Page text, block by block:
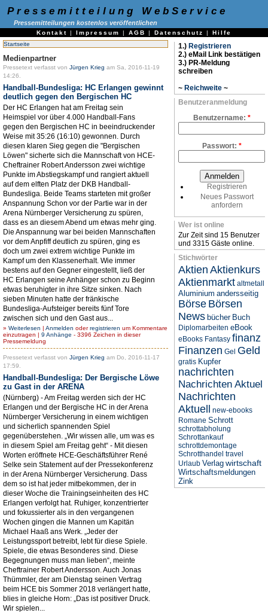
Pressemitteilung WebService
Pressemitteilungen kostenlos veröffentlichen
Kontakt | Impressum | AGB | Datenschutz | Hilfe
Startseite
Medienpartner
Pressetext verfasst von Jürgen Krieg am Sa, 2016-11-19
14:26.
Handball-Bundesliga: HC Erlangen gewinnt
deutlich gegen den Bergischen HC
Der HC Erlangen hat am Freitag sein
Heimspiel vor über 4.000 Handball-Fans
gegen den Bergischen HC in beeindruckender
Weise mit 35:26 (16:10) gewonnen. Durch
diesen klaren Sieg gegen die "Bergischen
Löwen" sicherte sich die Mannschaft von HCE-
Cheftrainer Robert Andersson zwei wichtige
Punkte im Abstiegskampf und rangiert aktuell
auf dem elften Platz der DKB Handball-
Bundesliga. Beide Teams starteten mit großer
Anspannung Schon vor der Partie war in der
Arena Nürnberger Versicherung zu spüren,
dass es an diesem Abend um etwas mehr ging.
Die Anspannung war bei beiden Mannschaften
vor dem Anpfiff deutlich zu spüren, ging es
doch um zwei extrem wichtige Punkte im
Kampf um den Klassenerhalt. Wie immer
bestens auf den Gegner eingestellt, ließ der
HC Erlangen seine Anhänger schon zu Beginn
etwas beruhigter in ihre Sitze sinken. Nach
sieben Minuten hatte der fränkische
Bundesliga-Aufsteiger bereits fünf Tore
zwischen sich und den Gast aus...
» Weiterlesen | Anmelden oderregistrieren um Kommentare
einzutragen | 9 Anhänge - 3396 Zeichen in dieser
Pressemeldung
Pressetext verfasst von Jürgen Krieg am Do, 2016-11-17
17:59.
Handball-Bundesliga: Der Bergische Löwe
zu Gast in der ARENA
(Nürnberg) - Am Freitag werden sich der HC
Erlangen und der Bergische HC in der Arena
Nürnberger Versicherung in einem wichtigen
und sicherlich spannenden Spiel
gegenüberstehen. „Wir wissen alle, um was es
in diesem Spiel am Freitag geht“ - Mit diesen
Worten eröffnete HCE-Geschäftsführer René
Selke sein Statement auf der Pressekonferenz
in der Arena Nürnberger Versicherung. Dass
dem so ist hat jeder mitbekommen, der in
dieser Woche die Trainingseinheiten des HC
Erlangen verfolgt hat. Ruhiger, konzentrierter
und fokussierter als in den vergangenen
Wochen gingen die Mannen um Kapitän
Michael Haaß ans Werk. „Jeder der
Leistungssport betreibt, lebt für diese Spiele.
Spiele, die etwas Besonderes sind. Diese
Begegnungen muss man lieben“, meinte
Cheftrainer Robert Andersson. Auch Jonas
Thümmler, der am Dienstag seinen Vertrag
beim HCE bis Sommer 2018 verlängert hatte,
blies in gleiche Horn: „Das ist positiver Druck.
Wir spielen...
1.) Registrieren
2.) eMail Link bestätigen
3.) PR-Meldung
schreiben
~ Reichweite ~
Benutzeranmeldung
Benutzername: *
Passwort: *
Registrieren
Neues Passwort
anfordern
Wer ist online
Zur Zeit sind 15 Benutzer
und 3315 Gäste online.
Stichwörter
Aktien Aktienkurs
Aktienmarkt altmetall
Aluminium andersseitig
Börse Börsen
News bücher Buch
Diplomarbeiten eBook
eBooks Fantasy finanz
Finanzen Gel Geld
gratis Kupfer
nachrichten
Nachrichten Aktuel
Nachrichten
Aktuell
new-ebooks
Romane Schrott
schrottabholung
Schrottankauf
schrottdemontage
Schrotthandel travel
Urlaub Verlag wirtschaft
Wirtschaftsmeldungen
Zink